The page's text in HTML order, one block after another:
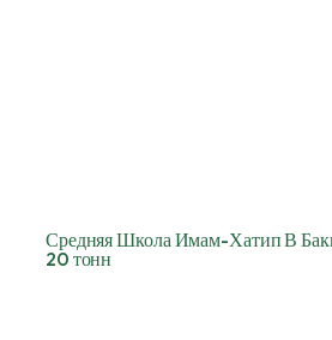
Средняя Школа Имам-Хатип В
20 тонн